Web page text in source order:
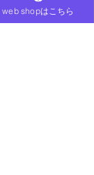
置につけてほし
も具体的に伝え
web shopはこちら